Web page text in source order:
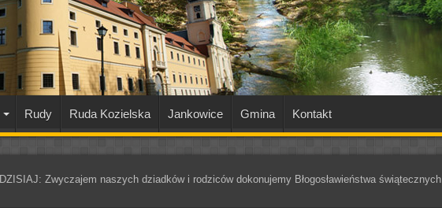
Rudy Ruda Kozielska Jankowice Gmina Kontakt
DZISIAJ: Zwyczajem naszych dziadków i rodziców dokonujemy Błogosławieństwa świątecznych